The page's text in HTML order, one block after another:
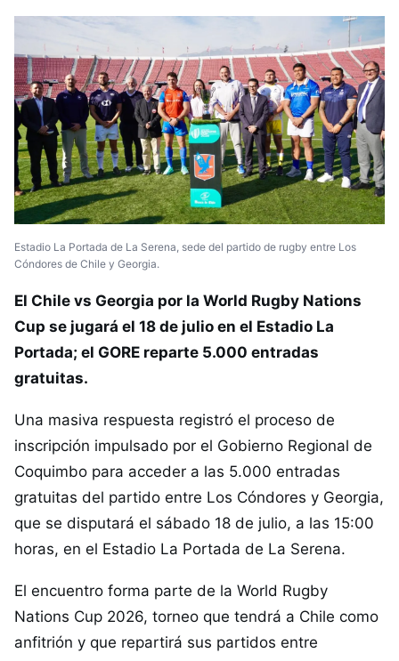
Estadio La Portada de La Serena, sede del partido de rugby entre Los
Cóndores de Chile y Georgia.
El Chile vs Georgia por la World Rugby Nations
Cup se jugará el 18 de julio en el Estadio La
Portada; el GORE reparte 5.000 entradas
gratuitas.
Una masiva respuesta registró el proceso de
inscripción impulsado por el Gobierno Regional de
Coquimbo para acceder a las 5.000 entradas
gratuitas del partido entre Los Cóndores y Georgia,
que se disputará el sábado 18 de julio, a las 15:00
horas, en el Estadio La Portada de La Serena.
El encuentro forma parte de la World Rugby
Nations Cup 2026, torneo que tendrá a Chile como
anfitrión y que repartirá sus partidos entre